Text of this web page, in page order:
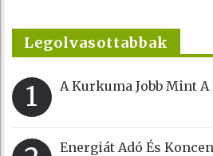
Legolvasottabbak
1 A Kurkuma Jobb Mint A
Energiát Adó És